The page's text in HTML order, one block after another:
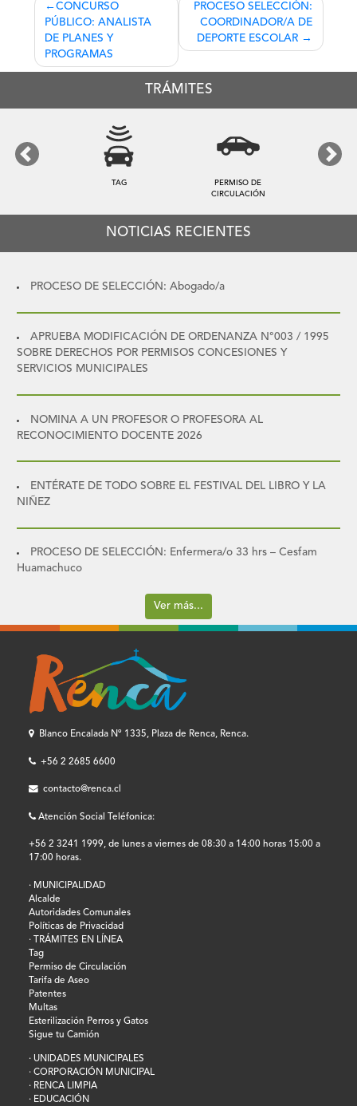
Navegación
de
entradas
CONCURSO
PÚBLICO: ANALISTA
DE PLANES Y
PROGRAMAS
PROCESO SELECCIÓN:
COORDINADOR/A DE
DEPORTE ESCOLAR
TRÁMITES
TAG
PERMISO DE
CIRCULACIÓN
Previous Next
NOTICIAS RECIENTES
PROCESO DE SELECCIÓN: Abogado/a
APRUEBA MODIFICACIÓN DE ORDENANZA N°003 / 1995
SOBRE DERECHOS POR PERMISOS CONCESIONES Y
SERVICIOS MUNICIPALES
NOMINA A UN PROFESOR O PROFESORA AL
RECONOCIMIENTO DOCENTE 2026
ENTÉRATE DE TODO SOBRE EL FESTIVAL DEL LIBRO Y LA
NIÑEZ
PROCESO DE SELECCIÓN: Enfermera/o 33 hrs – Cesfam
Huamachuco
Ver más...
Blanco Encalada Nº 1335, Plaza de Renca, Renca.
+56 2 2685 6600
contacto@renca.cl
Atención Social Teléfonica:
+56 2 3241 1999, de lunes a viernes de 08:30 a 14:00 horas 15:00 a
17:00 horas.
· MUNICIPALIDAD
Alcalde
Autoridades Comunales
Políticas de Privacidad
· TRÁMITES EN LÍNEA
Tag
Permiso de Circulación
Tarifa de Aseo
Patentes
Multas
Esterilización Perros y Gatos
Sigue tu Camión
· UNIDADES MUNICIPALES
· CORPORACIÓN MUNICIPAL
· RENCA LIMPIA
· EDUCACIÓN